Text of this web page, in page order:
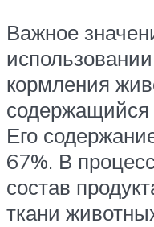
Важное
кормления
содержащийся
Его
67%. В
состав
ткани